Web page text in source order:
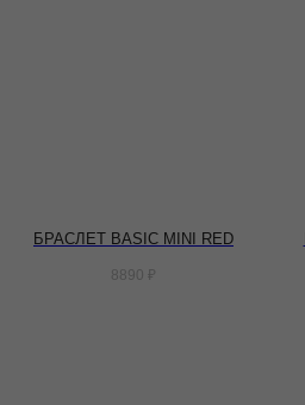
БРАСЛЕТ BASIC MINI RED
8890 ₽